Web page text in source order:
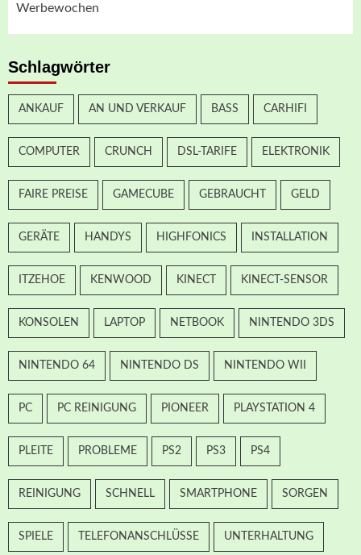
Werbewochen
Schlagwörter
ANKAUF AN UND VERKAUF BASS CARHIFI
COMPUTER CRUNCH DSL-TARIFE ELEKTRONIK
FAIRE PREISE GAMECUBE GEBRAUCHT GELD
GERÄTE HANDYS HIGHFONICS INSTALLATION
ITZEHOE KENWOOD KINECT KINECT-SENSOR
KONSOLEN LAPTOP NETBOOK NINTENDO 3DS
NINTENDO 64 NINTENDO DS NINTENDO WII
PC PC REINIGUNG PIONEER PLAYSTATION 4
PLEITE PROBLEME PS2 PS3 PS4
REINIGUNG SCHNELL SMARTPHONE SORGEN
SPIELE TELEFONANSCHLÜSSE UNTERHALTUNG